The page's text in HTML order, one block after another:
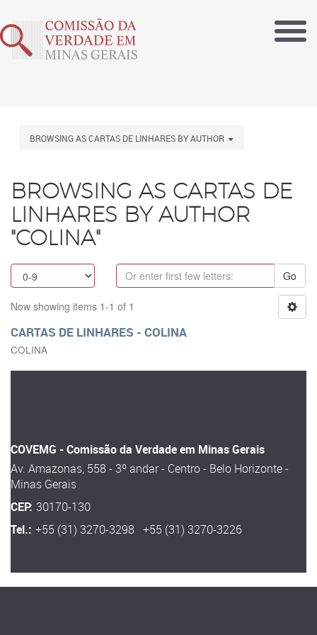
BROWSING AS CARTAS DE LINHARES BY AUTHOR
BROWSING AS CARTAS DE
LINHARES BY AUTHOR
"COLINA"
Go
Now showing items 1-1 of 1
CARTAS DE LINHARES - COLINA
COLINA
COVEMG - Comissão da Verdade em Minas Gerais
Av. Amazonas, 558 - 3º andar - Centro - Belo Horizonte -
Minas Gerais
CEP: 30170-130
Tel.: +55 (31) 3270-3298 +55 (31) 3270-3226